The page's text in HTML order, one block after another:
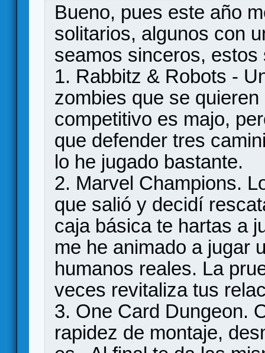
Bueno, pues este año
solitarios, algunos con
seamos sinceros,
1. Rabbitz & Robots -
zombies que se
competitivo es majo,
que defender tres
lo he jugado bastante.
2. Marvel Champions.
que salió y decidí
caja básica te hartas a
me he animado a jugar
humanos reales. La
veces revitaliza tus
3. One Card Dungeon.
rapidez de montaje,